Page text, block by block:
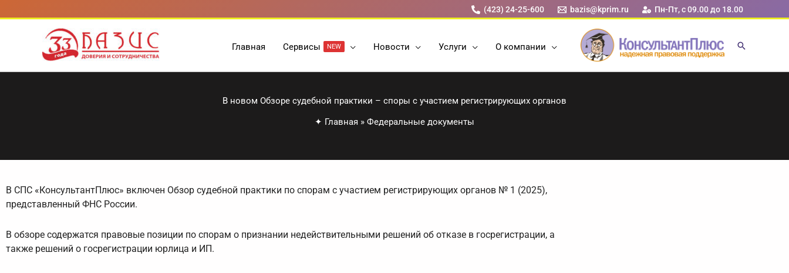
к
содержимому
(423) 24-25-600 bazis@kprim.ru Пн-Пт, с 09.00 до 18.00
Главная Cервисы NEW Новости Услуги О компании
В новом Обзоре судебной практики – споры с участием регистрирующих органов
✦ Главная » Федеральные документы
В СПС «КонсультантПлюс» включен Обзор судебной практики по спорам с участием регистрирующих органов № 1 (2025),
представленный ФНС России.
В обзоре содержатся правовые позиции по спорам о признании недействительными решений об отказе в госрегистрации, а
также решений о госрегистрации юрлица и ИП.